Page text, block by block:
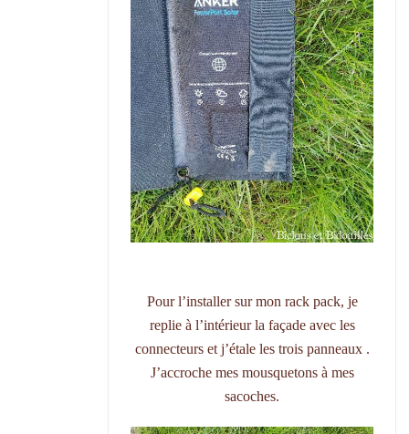
Pour l’installer sur mon rack pack, je
replie à l’intérieur la façade avec les
connecteurs et j’étale les trois panneaux .
J’accroche mes mousquetons à mes
sacoches.